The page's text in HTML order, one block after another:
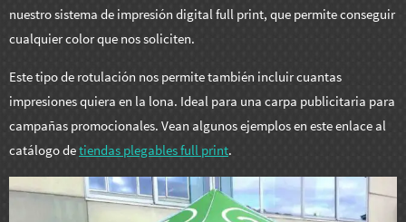
nuestro sistema de impresión digital full print, que permite conseguir
cualquier color que nos soliciten.
Este tipo de rotulación nos permite también incluir cuantas
impresiones quiera en la lona. Ideal para una carpa publicitaria para
campañas promocionales. Vean algunos ejemplos en este enlace al
catálogo detiendas plegables full print.